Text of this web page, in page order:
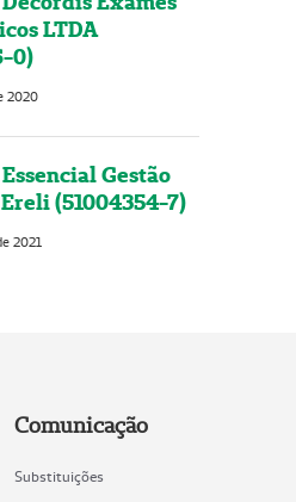
LTDA
0)
2020
Gestão
(51004354-7)
2021
Comunicação
Substituições